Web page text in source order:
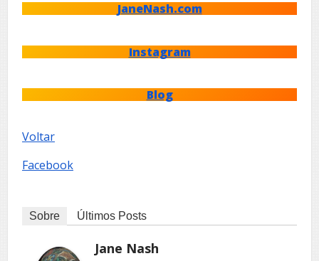
JaneNash.com
Instagram
Blog
Voltar
Facebook
Sobre Últimos Posts
Jane Nash